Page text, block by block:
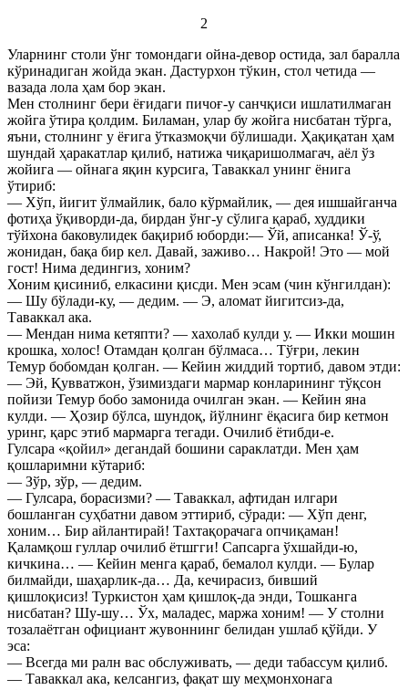
2
Уларнинг столи ўнг томондаги ойна-девор остида, зал баралла
кўринадиган жойда экан. Дастурхон тўкин, стол четида —
вазада лола ҳам бор экан.
Мен столнинг бери ёғидаги пичоғ-у санчқиси ишлатилмаган
жойга ўтира қолдим. Биламан, улар бу жойга нисбатан тўрга,
яъни, столнинг у ёғига ўтказмоқчи бўлишади. Ҳақиқатан ҳам
шундай ҳаракатлар қилиб, натижа чиқаришолмагач, аёл ўз
жойига — ойнага яқин курсига, Таваккал унинг ёнига
ўтириб:
— Хўп, йигит ўлмайлик, бало кўрмайлик, — дея ишшайганча
фотиҳа ўқиворди-да, бирдан ўнг-у сўлига қараб, худдики
тўйхона баковулидек бақириб юборди:— Ўй, аписанка! Ў-ў,
жонидан, бақа бир кел. Давай, заживо… Накрой! Это — мой
гост! Нима дедингиз, хоним?
Хоним қисиниб, елкасини қисди. Мен эсам (чин кўнгилдан):
— Шу бўлади-ку, — дедим. — Э, аломат йигитсиз-да,
Таваккал ака.
— Мендан нима кетяпти? — хахолаб кулди у. — Икки мошин
крошка, холос! Отамдан қолган бўлмаса… Тўғри, лекин
Темур бобомдан қолган. — Кейин жиддий тортиб, давом этди:
— Эй, Қувватжон, ўзимиздаги мармар конларининг тўқсон
пойизи Темур бобо замонида очилган экан. — Кейин яна
кулди. — Ҳозир бўлса, шундоқ, йўлнинг ёқасига бир кетмон
уринг, қарс этиб мармарга тегади. Очилиб ётибди-е.
Гулсара «қойил» дегандай бошини сараклатди. Мен ҳам
қошларимни кўтариб:
— Зўр, зўр, — дедим.
— Гулсара, борасизми? — Таваккал, афтидан илгари
бошланган суҳбатни давом эттириб, сўради: — Хўп денг,
хоним… Бир айлантирай! Тахтақорачага опчиқаман!
Қаламқош гуллар очилиб ётшгги! Сапсарга ўхшайди-ю,
кичкина… — Кейин менга қараб, бемалол кулди. — Булар
билмайди, шаҳарлик-да… Да, кечирасиз, бивший
қишлоқисиз! Туркистон ҳам қишлоқ-да энди, Тошканга
нисбатан? Шу-шу… Ўх, маладес, маржа хоним! — У столни
тозалаётган официант жувоннинг белидан ушлаб қўйди. У
эса:
— Всегда ми ралн вас обслуживать, — деди табассум қилиб.
— Таваккал ака, келсангиз, фақат шу меҳмонхонага